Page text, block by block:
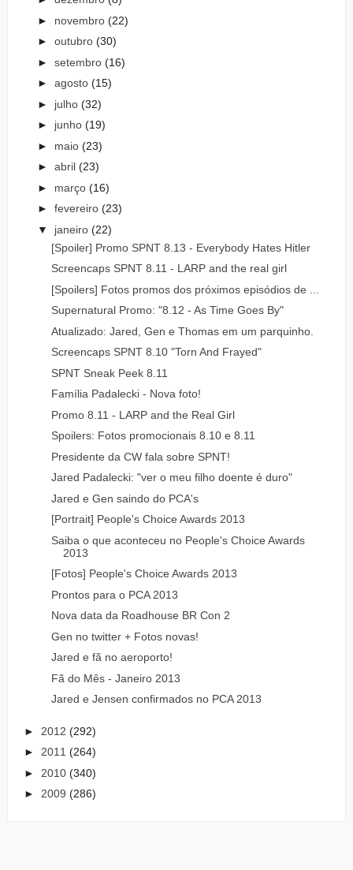
► novembro (22)
► outubro (30)
► setembro (16)
► agosto (15)
► julho (32)
► junho (19)
► maio (23)
► abril (23)
► março (16)
► fevereiro (23)
▼ janeiro (22)
[Spoiler] Promo SPNT 8.13 - Everybody Hates Hitler
Screencaps SPNT 8.11 - LARP and the real girl
[Spoilers] Fotos promos dos próximos episódios de ...
Supernatural Promo: "8.12 - As Time Goes By"
Atualizado: Jared, Gen e Thomas em um parquinho.
Screencaps SPNT 8.10 "Torn And Frayed"
SPNT Sneak Peek 8.11
Família Padalecki - Nova foto!
Promo 8.11 - LARP and the Real Girl
Spoilers: Fotos promocionais 8.10 e 8.11
Presidente da CW fala sobre SPNT!
Jared Padalecki: "ver o meu filho doente é duro"
Jared e Gen saindo do PCA's
[Portrait] People's Choice Awards 2013
Saiba o que aconteceu no People's Choice Awards
2013
[Fotos] People's Choice Awards 2013
Prontos para o PCA 2013
Nova data da Roadhouse BR Con 2
Gen no twitter + Fotos novas!
Jared e fã no aeroporto!
Fã do Mês - Janeiro 2013
Jared e Jensen confirmados no PCA 2013
► 2012 (292)
► 2011 (264)
► 2010 (340)
► 2009 (286)